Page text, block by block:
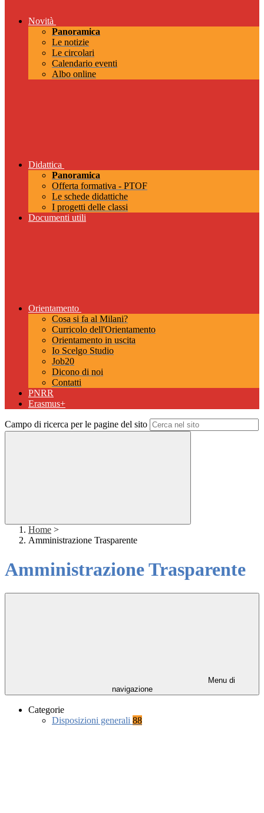
Novità
Panoramica
Le notizie
Le circolari
Calendario eventi
Albo online
Didattica
Panoramica
Offerta formativa - PTOF
Le schede didattiche
I progetti delle classi
Documenti utili
Orientamento
Cosa si fa al Milani?
Curricolo dell'Orientamento
Orientamento in uscita
Io Scelgo Studio
Job20
Dicono di noi
Contatti
PNRR
Erasmus+
Campo di ricerca per le pagine del sito
Home >
Amministrazione Trasparente
Amministrazione Trasparente
Menu di
navigazione
Categorie
Disposizioni generali 88